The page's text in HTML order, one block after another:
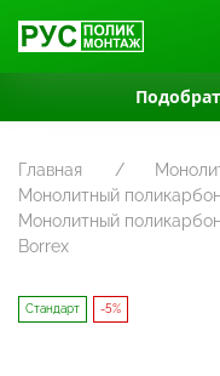
Главная
Монолитный
Монолитный
Borrex
Стандарт -5%